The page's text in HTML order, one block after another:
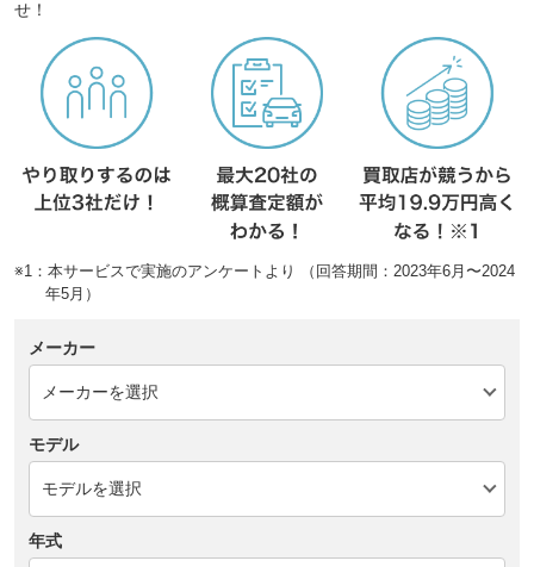
せ！
※1：本サービスで実施のアンケートより （回答期間：2023年6月〜2024
年5月）
メーカー
モデル
年式